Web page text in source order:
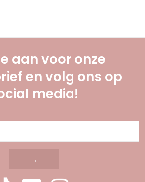
aan voor onze
en volg ons op
media!
→